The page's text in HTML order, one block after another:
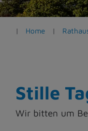
e
n
Home
Stille
Wir bitten um